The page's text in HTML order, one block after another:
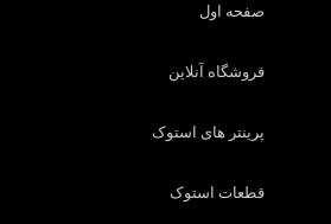
صفحه اول
فروشگاه آنلاین
پرینتر های استوک
قطعات استوک